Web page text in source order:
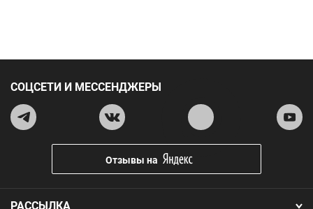
РАССЫЛКА
СОЦСЕТИ И МЕССЕНДЖЕРЫ
Отзывы на